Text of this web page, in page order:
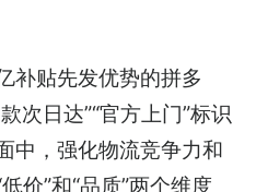
补贴先发优势的拼多
次日达”“官方上门”标识
中，强化物流竞争力和
价”和“品质”两个维度